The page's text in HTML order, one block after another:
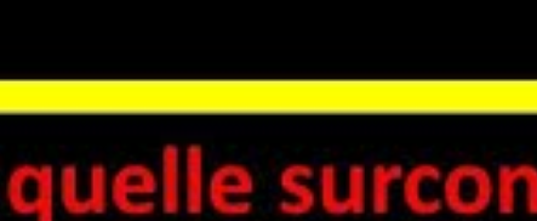
la chaleur, comme l’exemple de cette Tesla qui
en consommant à peine 6 kWh par nuit, soit moins
voiture électriquedevient un outil d’évasion, cette stratégie